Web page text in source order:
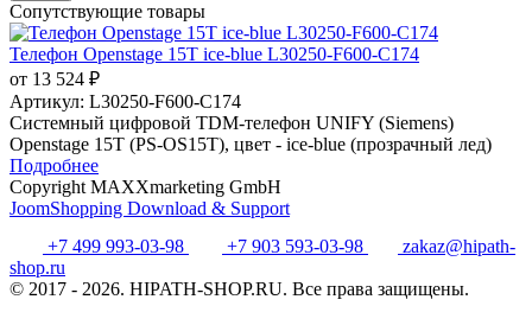
Сопутствующие товары
Телефон Openstage 15T ice-blue L30250-F600-C174
от 13 524 ₽
Артикул: L30250-F600-C174
Системный цифровой TDM-телефон UNIFY (Siemens)
Openstage 15T (PS-OS15T), цвет - ice-blue (прозрачный лед)
Подробнее
Copyright MAXXmarketing GmbH
JoomShopping Download & Support
+7 499 993-03-98
+7 903 593-03-98
zakaz@hipath-
shop.ru
© 2017 - 2026. HIPATH-SHOP.RU. Все права защищены.